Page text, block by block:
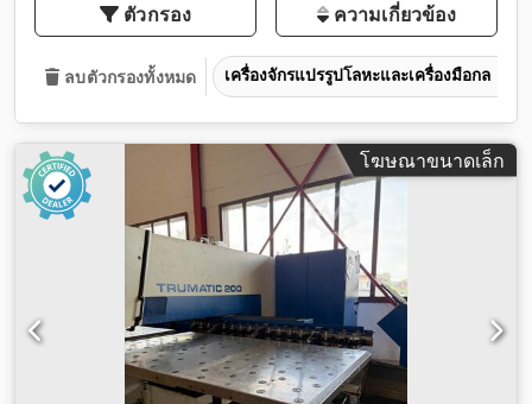
ตัวกรอง ความเกี่ยวข้อง
ลบตัวกรองทั้งหมด เครื่องจักรแปรรูปโลหะและเครื่องมือกล
โฆษณาขนาดเล็ก